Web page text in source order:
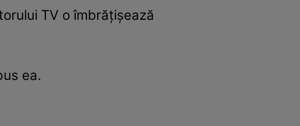
TV o îmbrățișează
ea.